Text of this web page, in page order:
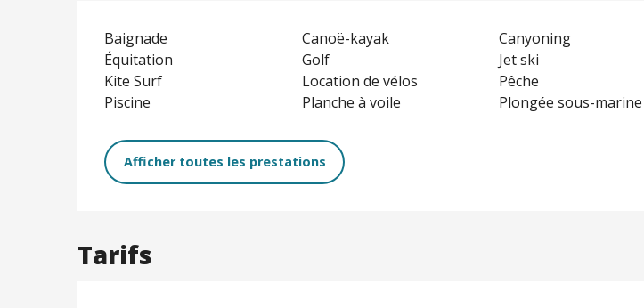
Baignade Canoë-kayak
Canyoning
Équitation
Golf
Jet ski
Kite Surf
Location de vélos
Pêche
Piscine
Planche à voile Plongée sous-marine
Afficher toutes les prestations
Tarifs